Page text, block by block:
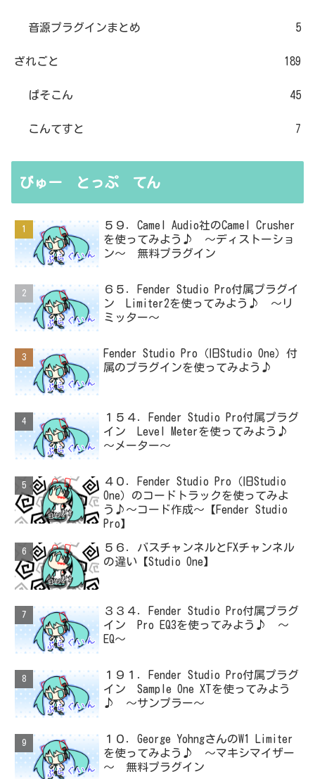
音源プラグインまとめ 5
ざれごと 189
ぱそこん 45
こんてすと 7
びゅー とっぷ てん
５９．Camel Audio社のCamel Crusher
を使ってみよう♪ ～ディストーショ
ン～ 無料プラグイン
６５．Fender Studio Pro付属プラグイ
ン Limiter2を使ってみよう♪ ～リ
ミッター～
Fender Studio Pro（旧Studio One）付
属のプラグインを使ってみよう♪
１５４．Fender Studio Pro付属プラグ
イン Level Meterを使ってみよう♪
～メーター～
４０．Fender Studio Pro（旧Studio
One）のコードトラックを使ってみよ
う♪～コード作成～【Fender Studio
Pro】
５６．バスチャンネルとFXチャンネル
の違い【Studio One】
３３４．Fender Studio Pro付属プラグ
イン Pro EQ3を使ってみよう♪ ～
EQ～
１９１．Fender Studio Pro付属プラグ
イン Sample One XTを使ってみよう
♪ ～サンプラー～
１０．George YohngさんのW1 Limiter
を使ってみよう♪ ～マキシマイザー
～ 無料プラグイン